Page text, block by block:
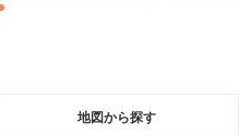
地図から探す